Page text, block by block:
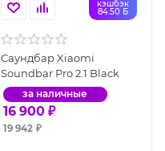
кэшбэк
84.50 Б
Саундбар Xiaomi
Soundbar Pro 2.1 Black
за наличные
16 900 ₽
19 942 ₽